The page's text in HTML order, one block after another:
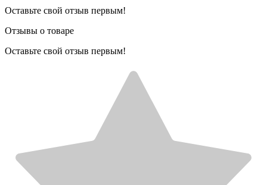
Оставьте свой отзыв первым!
Отзывы о товаре
Оставьте свой отзыв первым!